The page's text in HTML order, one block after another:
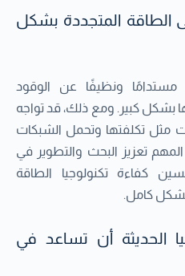
الطاقة المتجددة بشكل
مستدامًا ونظيفًا عن الوقود
بشكل كبير. ومع ذلك، قد تواجه
مثل تكلفتها وتحمل الشبكات
المهم تعزيز البحث والتطوير في
كفاءة تكنولوجيا الطاقة
بشكل كامل.
الحديثة أن تساعد في